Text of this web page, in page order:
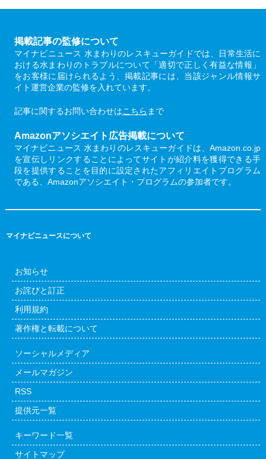
掲載記事の監修について
マイナビニュース 水まわりのレスキューガイドでは、日常生活に
おける水まわりのトラブルについて「適切で正しく有益な情報」
をお客様に届けられるよう、掲載記事には、当該ジャンル情報サ
イト運営企業の監修を入れています。
記事に関するお問い合わせはこちら まで
Amazonアソシエイト広告掲載について
マイナビニュース 水まわりのレスキューガイドは、Amazon.co.jp
を宣伝しリンクすることによってサイトが紹介料を獲得できる手
段を提供することを目的に設定されたアフィリエイトプログラム
である、Amazonアソシエイト・プログラムの参加者です。
マイナビニュースについて
お知らせ
お詫びと訂正
利用規約
著作権と転載について
ソーシャルメディア
メールマガジン
RSS
提供元一覧
キーワード一覧
サイトマップ